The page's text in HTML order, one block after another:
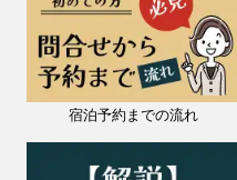
宿泊予約までの流れ